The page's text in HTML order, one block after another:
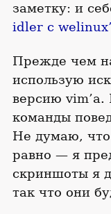
заметку: и
idler с
Прежде чем
использую
версию
команды
Не думаю, что
равно — я
скриншоты я
так что они